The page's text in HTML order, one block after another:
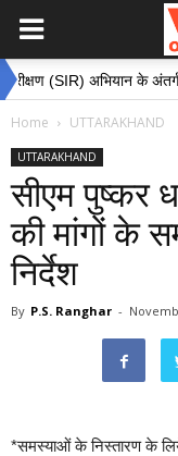
अभियान के अंतर्गत मतदान
Home UTTARAKHAND
UTTARAKHAND
सीएम पुष्कर
की मांगों के
निर्देश
By P.S. Ranghar -
*समस्याओं के निस्तारण के लिये